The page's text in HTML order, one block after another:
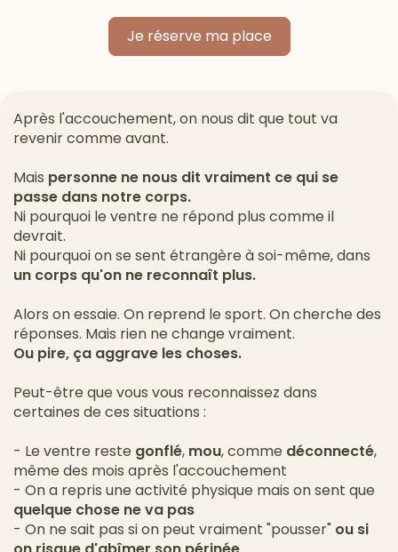
Je réserve ma place
Après l'accouchement, on nous dit que tout va
revenir comme avant.
Mais personne ne nous dit vraiment ce qui se
passe dans notre corps.
Ni pourquoi le ventre ne répond plus comme il
devrait.
Ni pourquoi on se sent étrangère à soi-même, dans
un corps qu'on ne reconnaît plus.
Alors on essaie. On reprend le sport. On cherche des
réponses. Mais rien ne change vraiment.
Ou pire, ça aggrave les choses.
Peut-être que vous vous reconnaissez dans
certaines de ces situations :
- Le ventre reste gonflé, mou, comme déconnecté,
même des mois après l'accouchement
- On a repris une activité physique mais on sent que
quelque chose ne va pas
- On ne sait pas si on peut vraiment "pousser" ou si